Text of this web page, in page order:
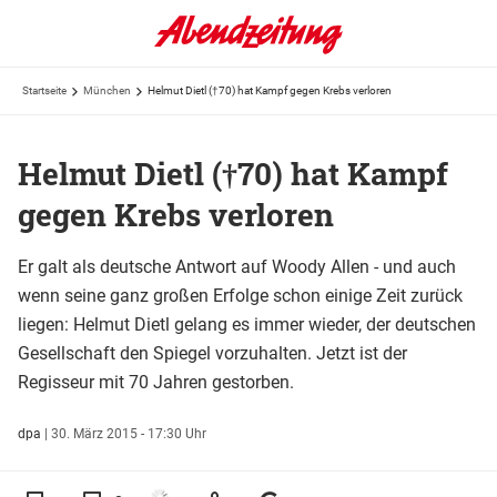
Startseite München Helmut Dietl (†70) hat Kampf gegen Krebs verloren
Helmut Dietl (†70) hat Kampf
gegen Krebs verloren
Er galt als deutsche Antwort auf Woody Allen - und auch
wenn seine ganz großen Erfolge schon einige Zeit zurück
liegen: Helmut Dietl gelang es immer wieder, der deutschen
Gesellschaft den Spiegel vorzuhalten. Jetzt ist der
Regisseur mit 70 Jahren gestorben.
dpa | 30. März 2015 - 17:30 Uhr